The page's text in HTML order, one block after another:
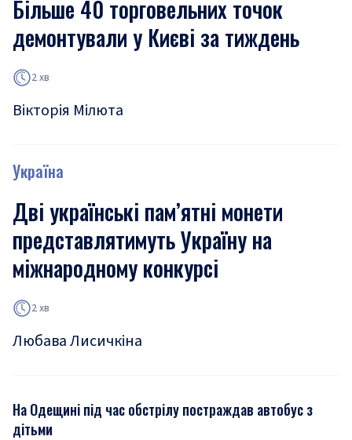
Більше 40 торговельних точок
демонтували у Києві за тиждень
2 хв
Вікторія Мілюта
Україна
Дві українські пам’ятні монети
представлятимуть Україну на
міжнародному конкурсі
2 хв
Любава Лисичкіна
На Одещині під час обстрілу постраждав автобус з
дітьми